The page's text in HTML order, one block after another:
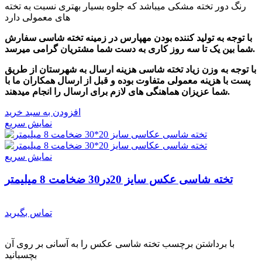
رنگ دور تخته مشکی میباشد که جلوه بسیار بهتری نسبت به تخته
های معمولی دارد
با توجه به تولید کننده بودن مهپارس در زمینه تخته شاسی سفارش
شما بین یک تا سه روز کاری به دست شما مشتریان گرامی میرسد.
با توجه به وزن زیاد تخته شاسی هزینه ارسال به شهرستان از طریق
پست با هزینه معمولی متفاوت بوده و قبل از ارسال همکاران ما با
شما عزیزان هماهنگی های لازم برای ارسال را انجام میدهند.
افزودن به سبد خرید
نمایش سریع
نمایش سریع
تخته شاسی عکس سایز 20در30 ضخامت 8 میلیمتر
تماس بگیرید
با برداشتن برچسب تخته شاسی عکس را به آسانی بر روی آن
بچسبانید